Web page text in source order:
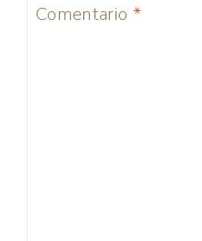
Comentario *